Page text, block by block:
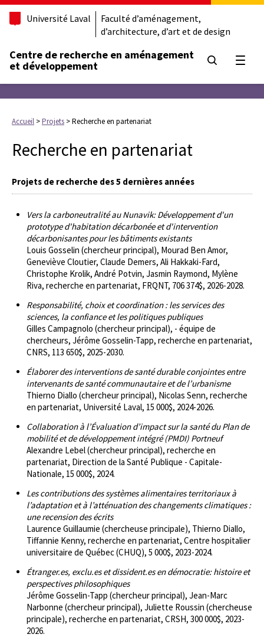
Université Laval
Faculté d’aménagement,
d’architecture, d’art et de design
Centre de recherche en aménagement
et développement
Accueil >Projets >Recherche en partenariat
Recherche en partenariat
Projets de recherche des 5 dernières années
Vers la carboneutralité au Nunavik: Développement d'un
prototype d'habitation décarbonée et d'intervention
décarbonisantes pour les bâtiments existants
Louis Gosselin (chercheur principal), Mourad Ben Amor,
Geneviève Cloutier, Claude Demers, Ali Hakkaki-Fard,
Christophe Krolik, André Potvin, Jasmin Raymond, Mylène
Riva, recherche en partenariat, FRQNT, 706 374$, 2026-2028.
Responsabilité, choix et coordination : les services des
sciences, la confiance et les politiques publiques
Gilles Campagnolo (chercheur principal), - équipe de
chercheurs, Jérôme Gosselin-Tapp, recherche en partenariat,
CNRS, 113 650$, 2025-2030.
Élaborer des interventions de santé durable conjointes entre
intervenants de santé communautaire et de l’urbanisme
Thierno Diallo (chercheur principal), Nicolas Senn, recherche
en partenariat, Université Laval, 15 000$, 2024-2026.
Collaboration à l’Évaluation d’impact sur la santé du Plan de
mobilité et de développement intégré (PMDI) Portneuf
Alexandre Lebel (chercheur principal), recherche en
partenariat, Direction de la Santé Publique - Capitale-
Nationale, 15 000$, 2024.
Les contributions des systèmes alimentaires territoriaux à
l’adaptation et à l’atténuation des changements climatiques :
une recension des écrits
Laurence Guillaumie (chercheuse principale), Thierno Diallo,
Tiffannie Kenny, recherche en partenariat, Centre hospitalier
universitaire de Québec (CHUQ), 5 000$, 2023-2024.
Étranger.es, exclu.es et dissident.es en démocratie: histoire et
perspectives philosophiques
Jérôme Gosselin-Tapp (chercheur principal), Jean-Marc
Narbonne (chercheur principal), Juliette Roussin (chercheuse
principale), recherche en partenariat, CRSH, 300 000$, 2023-
2026.